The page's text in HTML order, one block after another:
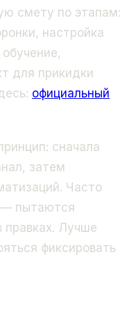
смету по этапам:
настройка
для прикидки
официальный
сначала
затем
Часто
— пытаются
правках. Лучше
фиксировать